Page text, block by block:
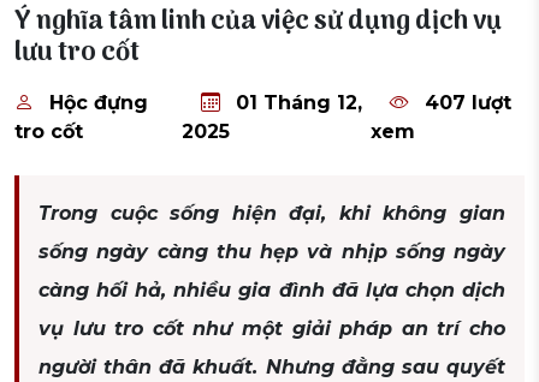
Ý nghĩa tâm linh của việc sử dụng dịch vụ
lưu tro cốt
Hộc đựng
tro cốt
01 Tháng 12,
2025
407 lượt
xem
Trong cuộc sống hiện đại, khi không gian
sống ngày càng thu hẹp và nhịp sống ngày
càng hối hả, nhiều gia đình đã lựa chọn dịch
vụ lưu tro cốt như một giải pháp an trí cho
người thân đã khuất. Nhưng đằng sau quyết